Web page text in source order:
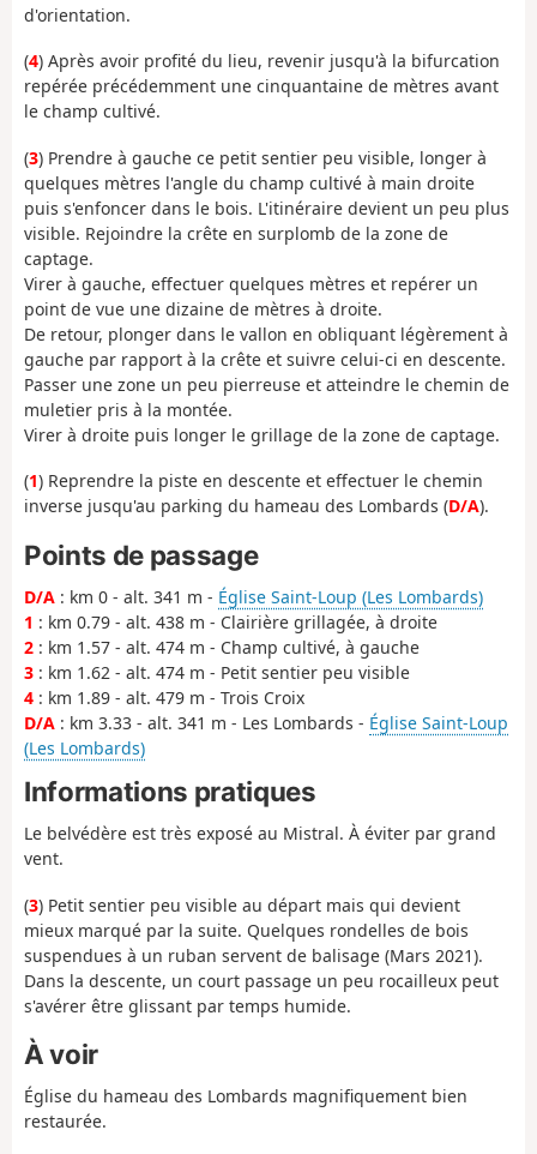
d'orientation.
(4) Après avoir profité du lieu, revenir jusqu'à la bifurcation
repérée précédemment une cinquantaine de mètres avant
le champ cultivé.
(3) Prendre à gauche ce petit sentier peu visible, longer à
quelques mètres l'angle du champ cultivé à main droite
puis s'enfoncer dans le bois. L'itinéraire devient un peu plus
visible. Rejoindre la crête en surplomb de la zone de
captage.
Virer à gauche, effectuer quelques mètres et repérer un
point de vue une dizaine de mètres à droite.
De retour, plonger dans le vallon en obliquant légèrement à
gauche par rapport à la crête et suivre celui-ci en descente.
Passer une zone un peu pierreuse et atteindre le chemin de
muletier pris à la montée.
Virer à droite puis longer le grillage de la zone de captage.
(1) Reprendre la piste en descente et effectuer le chemin
inverse jusqu'au parking du hameau des Lombards (D/A).
Points de passage
D/A : km 0 - alt. 341 m - Église Saint-Loup (Les Lombards)
1 : km 0.79 - alt. 438 m - Clairière grillagée, à droite
2 : km 1.57 - alt. 474 m - Champ cultivé, à gauche
3 : km 1.62 - alt. 474 m - Petit sentier peu visible
4 : km 1.89 - alt. 479 m - Trois Croix
D/A : km 3.33 - alt. 341 m - Les Lombards - Église Saint-Loup
(Les Lombards)
Informations pratiques
Le belvédère est très exposé au Mistral. À éviter par grand
vent.
(3) Petit sentier peu visible au départ mais qui devient
mieux marqué par la suite. Quelques rondelles de bois
suspendues à un ruban servent de balisage (Mars 2021).
Dans la descente, un court passage un peu rocailleux peut
s'avérer être glissant par temps humide.
À voir
Église du hameau des Lombards magnifiquement bien
restaurée.